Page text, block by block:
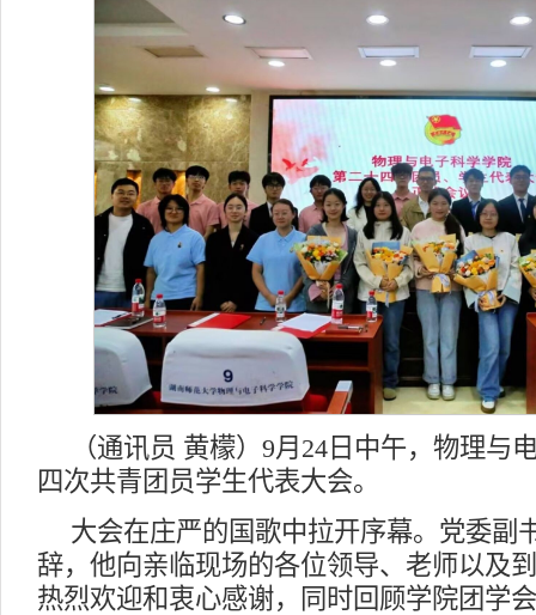
（通讯员 黄檬）9月24日中午，物理与
四次共青团员学生代表大会。
大会在庄严的国歌中拉开序幕。党委副
辞，他向亲临现场的各位领导、老师以及
热烈欢迎和衷心感谢，同时回顾学院团学